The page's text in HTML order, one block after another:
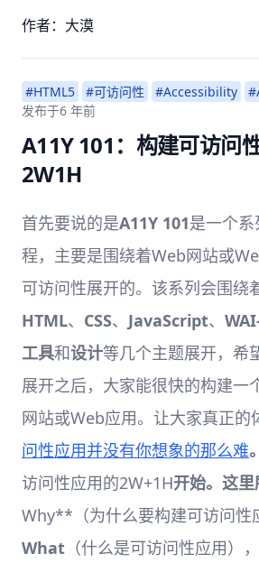
作者：大漠
#HTML5 #可访问性 #Accessibility
发布于6 年前
A11Y 101：构建可访问
2W1H
首先要说的是A11Y 101是一个
程，主要是围绕着Web网站或
可访问性展开的。该系列会围绕
HTML、 CSS、 JavaScript、
工具和设计等几个主题展开，希
展开之后，大家能很快的构建一
网站或Web应用。让大家真正
问性应用并没有你想象的那么难
访问性应用的2W+1H开始。这
Why**（为什么要构建可访问性
What （什么是可访问性应用）